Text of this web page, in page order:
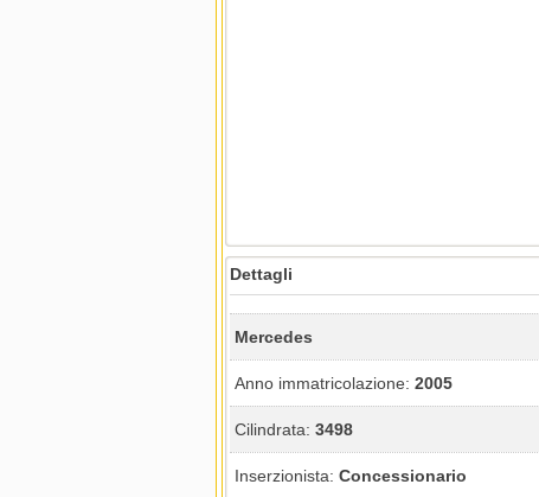
Dettagli
Mercedes
Anno immatricolazione: 2005
Cilindrata: 3498
Inserzionista: Concessionario